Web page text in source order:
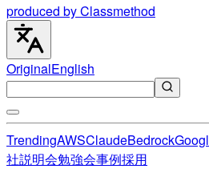
produced by Classmethod
OriginalEnglish
TrendingAWSClaudeBedrock
社説明会勉強会事例採用